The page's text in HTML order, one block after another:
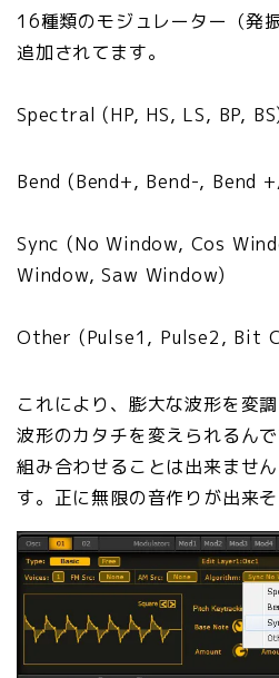
16種類のモジュレーター（発
追加されてます。
Spectral (HP, HS, LS, BP,
Bend (Bend+, Bend-, Bend
Sync (No Window, Cos
Window, Saw Window)
Other (Pulse1, Pulse2, Bit
これにより、膨大な波形を変
波形のカタチを変えられるんで
組み合わせることは出来ませ
す。正に無限の音作りが出来そ